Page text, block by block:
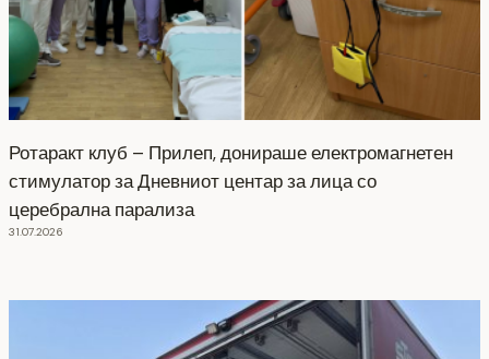
Ротаракт клуб – Прилеп, донираше електромагнетен
стимулатор за Дневниот центар за лица со
церебрална парализа
31.07.2026